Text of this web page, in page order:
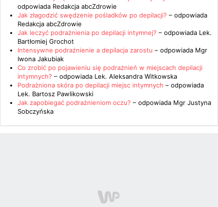
odpowiada Redakcja abcZdrowie
Jak złagodzić swędzenie pośladków po depilacji? – odpowiada
Redakcja abcZdrowie
Jak leczyć podrażnienia po depilacji intymnej? – odpowiada Lek.
Bartłomiej Grochot
Intensywne podrażnienie a depilacja zarostu – odpowiada Mgr
Iwona Jakubiak
Co zrobić po pojawieniu się podrażnień w miejscach depilacji
intymnych? – odpowiada Lek. Aleksandra Witkowska
Podrażniona skóra po depilacji miejsc intymnych – odpowiada
Lek. Bartosz Pawlikowski
Jak zapobiegać podrażnieniom oczu? – odpowiada Mgr Justyna
Sobczyńska